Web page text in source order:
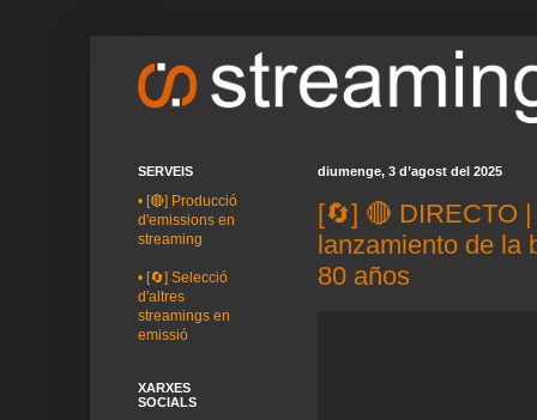
diumenge, 3 d’agost del 2025
[🔄] 🔴 DIRECTO
lanzamiento de la
80 años
SERVEIS
• [🔴] Producció
d'emissions en
streaming
• [🔄] Selecció
d'altres
streamings en
emissió
XARXES
SOCIALS